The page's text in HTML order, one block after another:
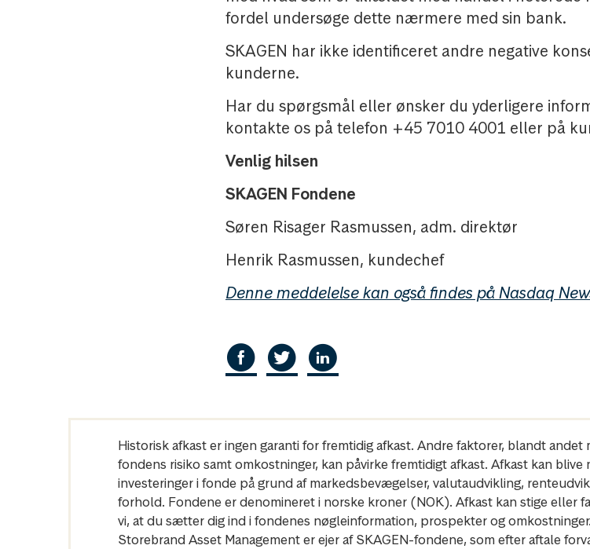
fordel undersøge dette nærmere med sin bank.
SKAGEN har ikke identificeret andre negative
kunderne.
Har du spørgsmål eller ønsker du yderligere
kontakte os på telefon +45 7010 4001 eller på
Venlig hilsen
SKAGEN Fondene
Søren Risager Rasmussen, adm. direktør
Henrik Rasmussen, kundechef
Denne meddelelse kan også findes på Nasdaq
Historisk afkast er ingen garanti for fremtidig afkast. Andre faktorer, blandt
fondens risiko samt omkostninger, kan påvirke fremtidigt afkast. Afkast kan
investeringer i fonde på grund af markedsbevægelser, valutaudvikling,
forhold. Fondene er denomineret i norske kroner (NOK). Afkast kan stige eller
vi, at du sætter dig ind i fondenes nøgleinformation, prospekter og
Storebrand Asset Management er ejer af SKAGEN-fondene, som efter aftale